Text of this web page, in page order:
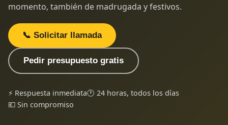
momento, también de madrugada y festivos.
📞 Solicitar llamada
Pedir presupuesto gratis
⚡ Respuesta inmediata🕐 24 horas, todos los días
💶 Sin compromiso